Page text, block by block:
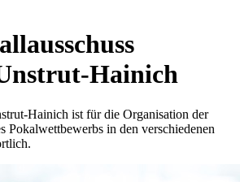
Hainich
Hainich ist für die Organisation der
Pokalwettbewerbs in den verschiedenen